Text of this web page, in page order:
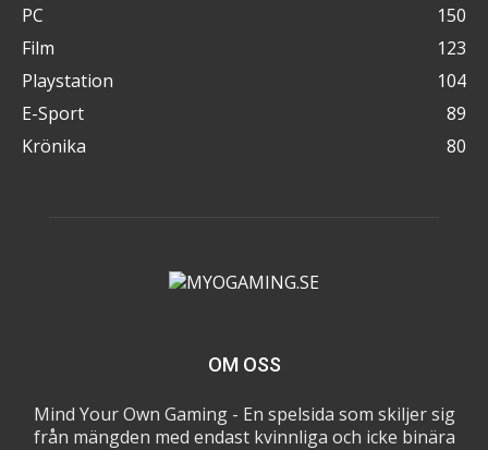
PC
150
Film
123
Playstation
104
E-Sport
89
Krönika
80
OM OSS
Mind Your Own Gaming - En spelsida som skiljer sig
från mängden med endast kvinnliga och icke binära